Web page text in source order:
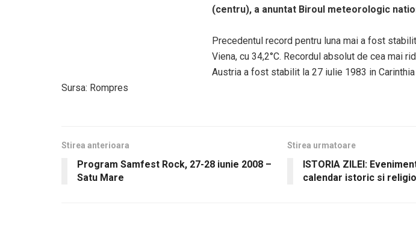
(centru), a anuntat Biroul meteorologic
Precedentul record pentru luna mai a fost
Viena, cu 34,2°C. Recordul absolut de cea mai
Austria a fost stabilit la 27 iulie 1983 in Carinthia
Sursa: Rompres
Stirea anterioara
Program Samfest Rock, 27-28 iunie 2008 –
Satu Mare
Stirea urmatoare
ISTORIA ZILEI:
calendar istoric si